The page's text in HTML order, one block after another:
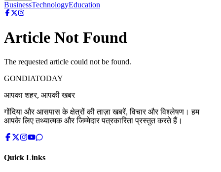
BusinessTechnologyEducation
Article Not Found
The requested article could not be found.
GONDIATODAY
आपका शहर, आपकी खबर
गोंदिया और आसपास के क्षेत्रों की ताज़ा खबरें, विचार और विश्लेषण। हम
आपके लिए तथ्यात्मक और जिम्मेदार पत्रकारिता प्रस्तुत करते हैं।
Quick Links